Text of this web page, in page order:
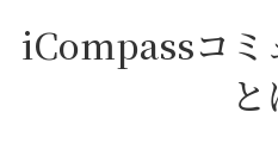
iCompassコミ